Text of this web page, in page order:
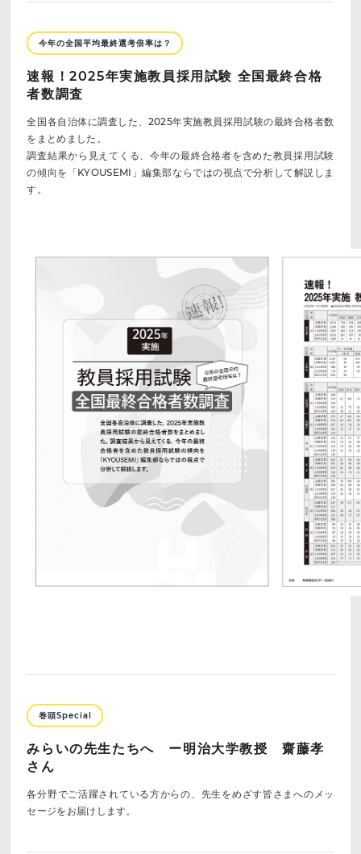
今年の全国平均最終選考倍率は？
速報！2025年実施教員採用試験 全国最終合格
者数調査
全国各自治体に調査した、2025年実施教員採用試験の最終合格者数
をまとめました。
調査結果から見えてくる、今年の最終合格者を含めた教員採用試験
の傾向を「KYOUSEMI」編集部ならではの視点で分析して解説しま
す。
巻頭Special
みらいの先生たちへ ー明治大学教授 齋藤孝
さん
各分野でご活躍されている方からの、先生をめざす皆さまへのメッ
セージをお届けします。